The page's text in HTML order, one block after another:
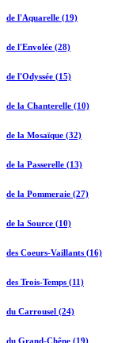
de l'Aquarelle (19)
de l'Envolée (28)
de l'Odyssée (15)
de la Chanterelle (10)
de la Mosaïque (32)
de la Passerelle (13)
de la Pommeraie (27)
de la Source (10)
des Coeurs-Vaillants (16)
des Trois-Temps (11)
du Carrousel (24)
du Grand-Chêne (19)